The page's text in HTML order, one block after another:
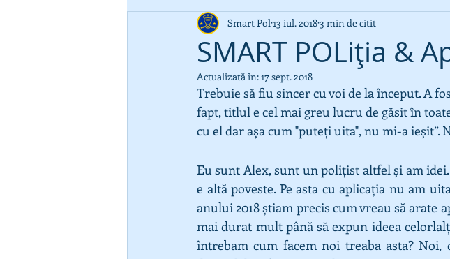
Accesorii Tactice Noua Uniforma Admitere Politie
SMART POLiția &
Smart Pol13 iul. 20183 min de citit
Actualizată în:17 sept. 2018
Trebuie să fiu sincer cu voi de la început. A
fapt, titlul e cel mai greu lucru de găsit în
cu el dar așa cum "puteți uita", nu mi-a ieșit”.
Eu sunt Alex, sunt un polițist altfel și am
e altă poveste. Pe asta cu aplicația nu am
anului 2018 știam precis cum vreau să arate
mai durat mult până să expun ideea
întrebam cum facem noi treaba asta?